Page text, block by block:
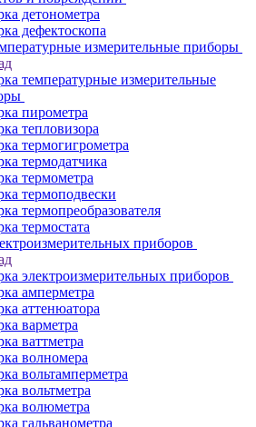
детонометра
дефектоскопа
измерительные приборы
температурные измерительные
пирометра
тепловизора
термогигрометра
термодатчика
термометра
термоподвески
термопреобразователя
термостата
приборов
электроизмерительных приборов
амперметра
аттенюатора
варметра
ваттметра
волномера
вольтамперметра
вольтметра
волюметра
гальванометра